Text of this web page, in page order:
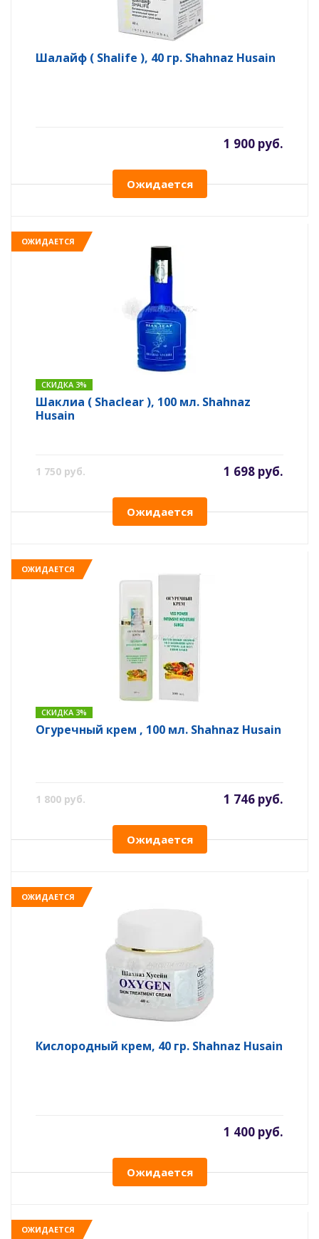
Шалайф ( Shalife ), 40 гр. Shahnaz Husain
1 900 руб.
Ожидается
ОЖИДАЕТСЯ
СКИДКА 3%
Шаклиа ( Shaclear ), 100 мл. Shahnaz
Husain
1 750 руб. 1 698 руб.
Ожидается
ОЖИДАЕТСЯ
СКИДКА 3%
Огуречный крем , 100 мл. Shahnaz Husain
1 800 руб. 1 746 руб.
Ожидается
ОЖИДАЕТСЯ
Кислородный крем, 40 гр. Shahnaz Husain
1 400 руб.
Ожидается
ОЖИДАЕТСЯ